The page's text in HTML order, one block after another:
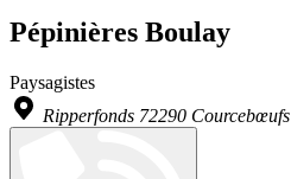
Pépinières Boulay
Paysagistes
Ripperfonds 72290 Courcebœufs